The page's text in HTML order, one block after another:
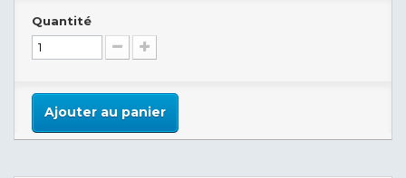
Quantité
Ajouter au panier